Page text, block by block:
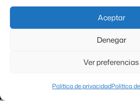
Aceptar
Denegar
Ver preferencias
Política de privacidadPolítica
procesados.
por
doble